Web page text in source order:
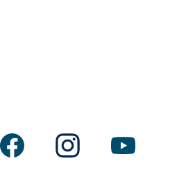
進入
火、BBQ、キャンプファイヤー。
。（野球、キャッチボール・サッカ
楽器などを鳴らす行為。（ 但し貸切イ